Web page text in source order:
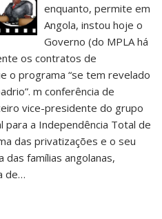
enquanto, permite em
Angola, instou hoje o
Governo (do MPLA há
os contratos de
o programa “se tem revelado
m conferência de
vice-presidente do grupo
para a Independência Total de
das privatizações e o seu
das famílias angolanas,
de…